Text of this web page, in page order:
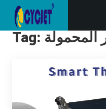
Tag: المحمولة